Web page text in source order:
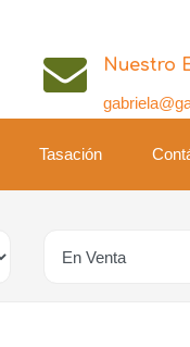
Nuestro
Tasación